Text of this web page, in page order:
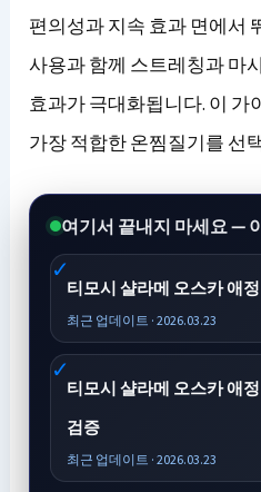
편의성과 지속 효과 면에서
사용과 함께 스트레칭과 마
효과가 극대화됩니다. 이 가
가장 적합한 온찜질기를 선
여기서 끝내지 마세요 —
티모시 샬라메 오스카 애
최근 업데이트 · 2026.03.23
티모시 샬라메 오스카 애
검증
최근 업데이트 · 2026.03.23